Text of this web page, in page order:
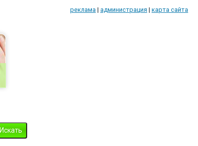
реклама | администрация | карта сайта